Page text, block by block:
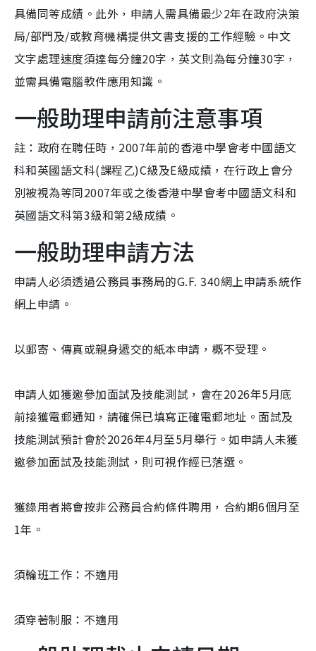
具備同等成績。此外，申請人需具備最少2年在政府決策
局/部門及/或教育機構提供文書支援的工作經驗。中文
文字處理速度須達每分鐘20字，英文則為每分鐘30字，
並需具備電腦軟件應用知識。
一般助理申請前注意事項
註：政府在聘任時，2007年前的香港中學會考中國語文
科和英國語文科(課程乙)C級及E級成績，在行政上會分
別被視為等同2007年或之後香港中學會考中國語文科和
英國語文科第3級和第2級成績。
一般助理申請方法
申請人必須透過公務員事務局的G.F. 340網上申請系統作
網上申請。
以郵寄、傳真或親身遞交的紙本申請，概不受理。
申請人如獲邀參加面試及技能測試，會在2026年5月底
前接獲電郵通知，請確保已填寫正確電郵地址。面試及
技能測試預計會於2026年4月至5月舉行。如申請人未獲
邀參加面試及技能測試，則可視作經已落選。
獲錄用者將會按非公務員合約條件聘用，合約期6個月至
1年。
須輪班工作：不適用
須穿著制服：不適用